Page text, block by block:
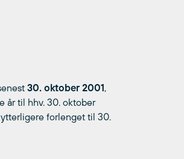
30. oktober 2001,
år til hhv. 30. oktober
forlenget til 30.